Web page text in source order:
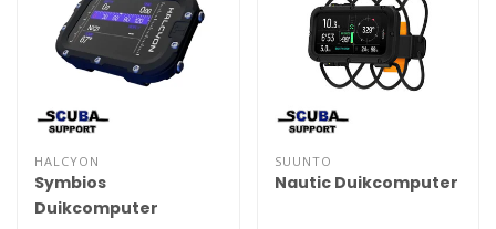
HALCYON
Symbios
Duikcomputer
SUUNTO
Nautic Duikcomputer